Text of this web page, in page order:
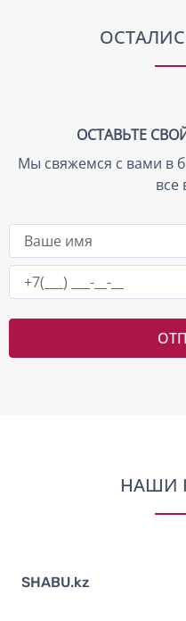
ОСТАВЬТЕ
Мы свяжемся с вами в
все
НАШИ
SHABU.kz